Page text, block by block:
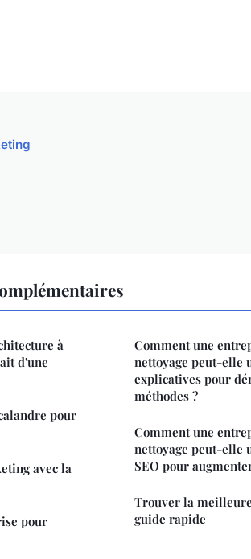
à
d'une
pour
avec la
pour
Comment une
nettoyage peut-elle
explicatives pour
méthodes ?
Comment une
nettoyage peut-elle
SEO pour
Trouver la
guide rapide